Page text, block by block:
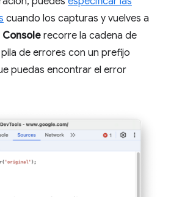
cuando los capturas y vuelves a
Console recorre la cadena de
de errores con un prefijo
puedas encontrar el error